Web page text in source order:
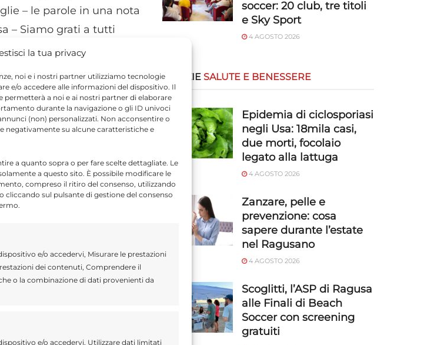
la tua privacy
noi e i nostri partner utilizziamo tecnologie
e/o accedere alle informazioni del dispositivo. Il
permetterà a noi e ai nostri partner di elaborare
durante la navigazione o gli ID univoci
(non) personalizzati. Non acconsentire o
negativamente su alcune caratteristiche e
a quanto sopra o per fare scelte dettagliate. Le
a questo sito. È possibile modificare le
compreso il ritiro del consenso, utilizzando
cliccando sul pulsante di gestione del consenso
e/o accedervi, Misurare le prestazioni
dei contenuti, Comprendere il
o la combinazione di dati provenienti da
e/o accedervi, Utilizzare dati limitati
– le parole in una nota
– Siamo grati a tutti
al sicuro".
in realta’ la pallanotista
soccorso del villaggio
una ferita a una
iridata, e’ gia’ in volo
giornalisti, collaboratori e
per offrire notizie,
soccer: 20 club, tre titoli
e Sky Sport
4 AGOSTO 2026
NOTIZIE SALUTE E BENESSERE
Epidemia di ciclosporiasi
negli Usa: 18mila casi,
due morti, focolaio
legato alla lattuga
4 AGOSTO 2026
Zanzare, pelle e
prevenzione: cosa
sapere durante l’estate
nel Ragusano
4 AGOSTO 2026
Scoglitti, l’ASP di Ragusa
alle Finali di Beach
Soccer con screening
gratuiti